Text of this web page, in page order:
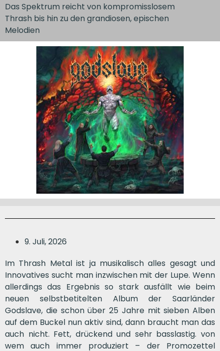
Das Spektrum reicht von kompromisslosem
Thrash bis hin zu den grandiosen, epischen
Melodien
9. Juli, 2026
Im Thrash Metal ist ja musikalisch alles gesagt und
Innovatives sucht man inzwischen mit der Lupe. Wenn
allerdings das Ergebnis so stark ausfällt wie beim
neuen selbstbetitelten Album der Saarländer
Godslave, die schon über 25 Jahre mit sieben Alben
auf dem Buckel nun aktiv sind, dann braucht man das
auch nicht. Fett, drückend und sehr basslastig. von
wem auch immer produziert – der Promozettel